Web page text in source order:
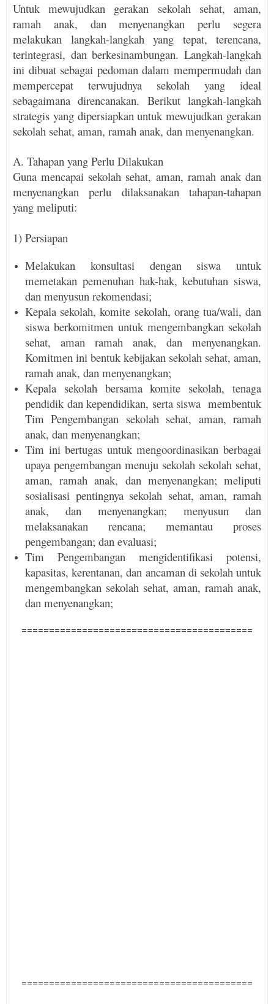
Untuk mewujudkan gerakan sekolah sehat, aman,
ramah anak, dan menyenangkan perlu segera
melakukan langkah-langkah yang tepat, terencana,
terintegrasi, dan berkesinambungan. Langkah-langkah
ini dibuat sebagai pedoman dalam memper­mudah dan
mempercepat terwujudnya sekolah yang ideal
sebagaimana direncanakan. Berikut langkah-langkah
strategis yang dipersiapkan untuk mewujudkan gerakan
sekolah sehat, aman, ramah anak, dan menyenangkan.
A. Tahapan yang Perlu Dilakukan
Guna mencapai sekolah sehat, aman, ramah anak dan
menyenangkan perlu dilaksanakan tahapan-tahapan
yang meliputi:
1) Persiapan
Melakukan konsultasi dengan siswa untuk
memetakan pemenuhan hak-hak, kebutuhan siswa,
dan menyusun rekomendasi;
Kepala sekolah, komite sekolah, orang tua/wali, dan
siswa berkomitmen untuk mengembangkan sekolah
sehat, aman ramah anak, dan menye­nang­kan.
Komitmen ini bentuk kebijakan sekolah sehat, aman,
ramah anak, dan menyenangkan;
Kepala sekolah bersama komite sekolah, tenaga
pendidik dan kependidikan, serta siswa mem­bentuk
Tim Pengembangan sekolah sehat, aman, ramah
anak, dan menyenangkan;
Tim ini bertugas untuk mengoordinasikan berbagai
upaya pengembangan menuju sekolah sekolah sehat,
aman, ramah anak, dan menyenangkan; meliputi
sosialisasi pentingnya sekolah sehat, aman, ramah
anak, dan menyenangkan; menyusun dan
melaksanakan rencana; memantau proses
pengembangan; dan evaluasi;
Tim Pengembangan mengidentifikasi potensi,
kapasitas, kerentanan, dan ancaman di sekolah untuk
mengembangkan sekolah sehat, aman, ramah anak,
dan menyenangkan;
==========================================
==========================================